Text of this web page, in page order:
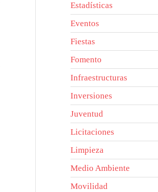
Estadísticas
Eventos
Fiestas
Fomento
Infraestructuras
Inversiones
Juventud
Licitaciones
Limpieza
Medio Ambiente
Movilidad